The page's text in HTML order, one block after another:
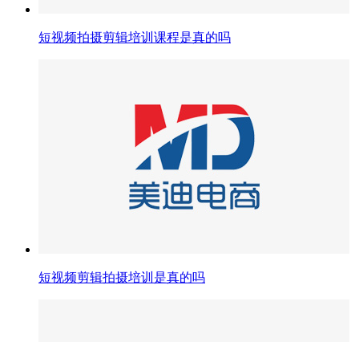
短视频拍摄剪辑培训课程是真的吗
短视频剪辑拍摄培训是真的吗